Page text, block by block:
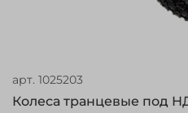
арт. 1025203
Колеса транцевые под